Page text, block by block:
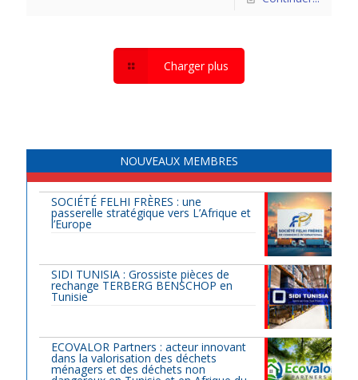
Charger plus
NOUVEAUX MEMBRES
SOCIÉTÉ FELHI FRÈRES : une
passerelle stratégique vers L’Afrique et
l’Europe
SIDI TUNISIA : Grossiste pièces de
rechange TERBERG BENSCHOP en
Tunisie
ECOVALOR Partners : acteur innovant
dans la valorisation des déchets
ménagers et des déchets non